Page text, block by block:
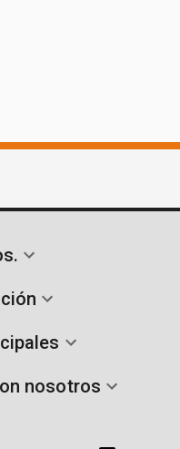
nosotros